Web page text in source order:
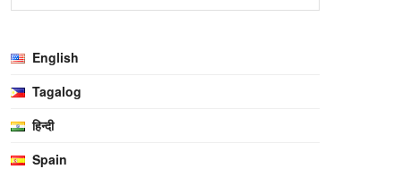
English
Tagalog
हिन्दी
Spain